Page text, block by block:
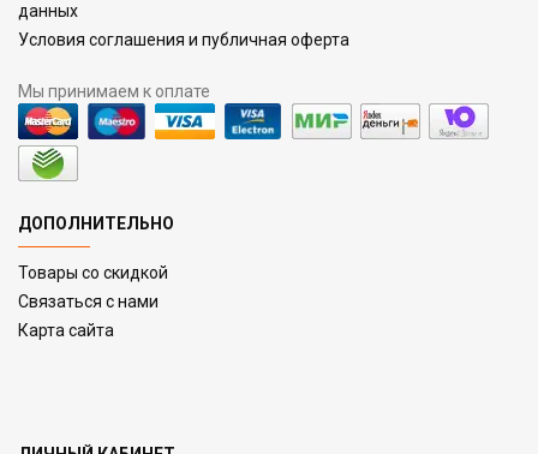
данных
Условия соглашения и публичная оферта
Мы принимаем к оплате
ДОПОЛНИТЕЛЬНО
Товары со скидкой
Связаться с нами
Карта сайта